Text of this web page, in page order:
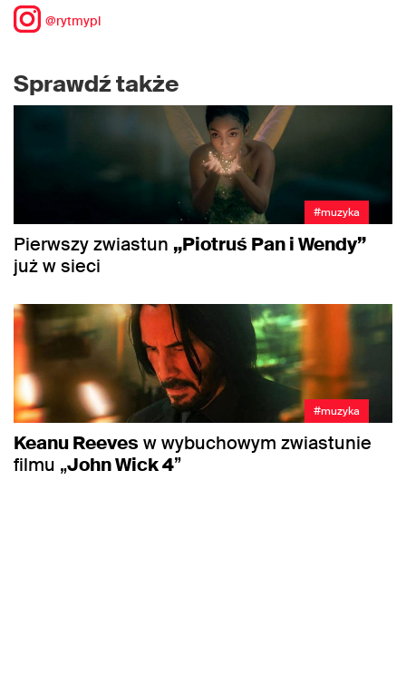
@rytmypl
Sprawdź także
#muzyka
Pierwszy zwiastun „Piotruś Pan i Wendy”
już w sieci
#muzyka
Keanu Reeves w wybuchowym zwiastunie
filmu „John Wick 4”